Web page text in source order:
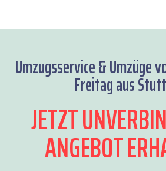
Umzugsservice & Umzüge
Freitag aus
JETZT
ANGEBOT